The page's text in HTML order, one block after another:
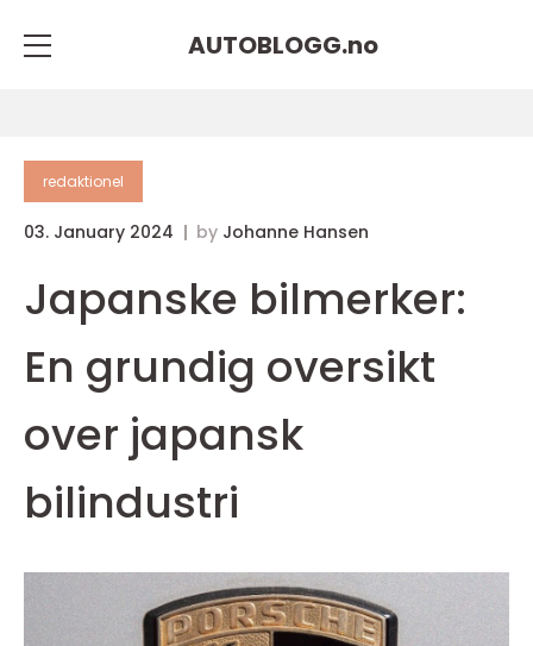
AUTOBLOGG.no
redaktionel
03. January 2024 by Johanne Hansen
Japanske bilmerker:
En grundig oversikt
over japansk
bilindustri